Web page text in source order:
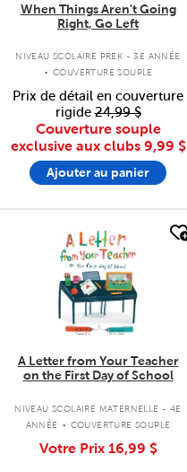
When Things Aren't Going
Right, Go Left
NIVEAU SCOLAIRE PREK - 3E ANNÉE
. COUVERTURE SOUPLE
Prix de détail en couverture
rigide24,99 $
Couverture souple
exclusive aux clubs 9,99 $
Ajouter au panier
quick look
A Letter from Your Teacher
on the First Day of School
NIVEAU SCOLAIRE MATERNELLE - 4E
ANNÉE . COUVERTURE SOUPLE
Votre Prix 16,99 $